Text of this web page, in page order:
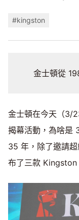
#kingston
金士頓從
金士頓在今天（3/
揭幕活動，為啥是
35 年，除了邀請
布了三款 Kingston